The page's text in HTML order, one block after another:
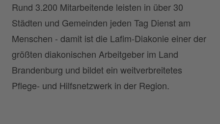
Rund 3.200 Mitarbeitende leisten in über 30
Städten und Gemeinden jeden Tag Dienst am
Menschen - damit ist die Lafim-Diakonie einer der
größten diakonischen Arbeitgeber im Land
Brandenburg und bildet ein weitverbreitetes
Pflege- und Hilfsnetzwerk in der Region.